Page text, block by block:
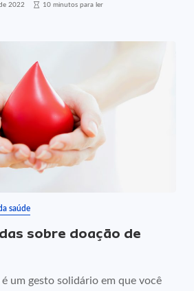
2022 10 minutos para ler
saúde
sobre doação de
um gesto solidário em que você